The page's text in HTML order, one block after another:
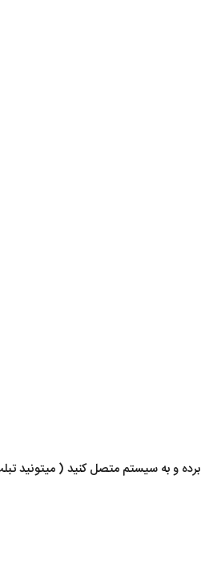
برده و به سیستم متصل کنید ( میتونید